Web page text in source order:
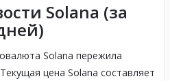
Solana (за
Solana пережила
цена Solana составляет